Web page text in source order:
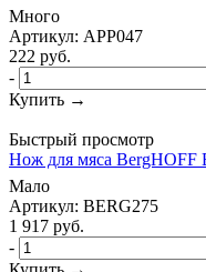
Много
Артикул: APP047
222 руб.
-
Купить →
Быстрый просмотр
Нож для мяса BergHOFF
Мало
Артикул: BERG275
1 917 руб.
-